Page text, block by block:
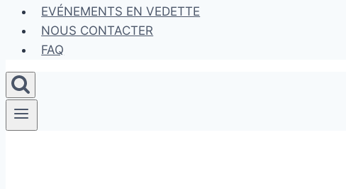
EVÉNEMENTS EN VEDETTE
NOUS CONTACTER
FAQ